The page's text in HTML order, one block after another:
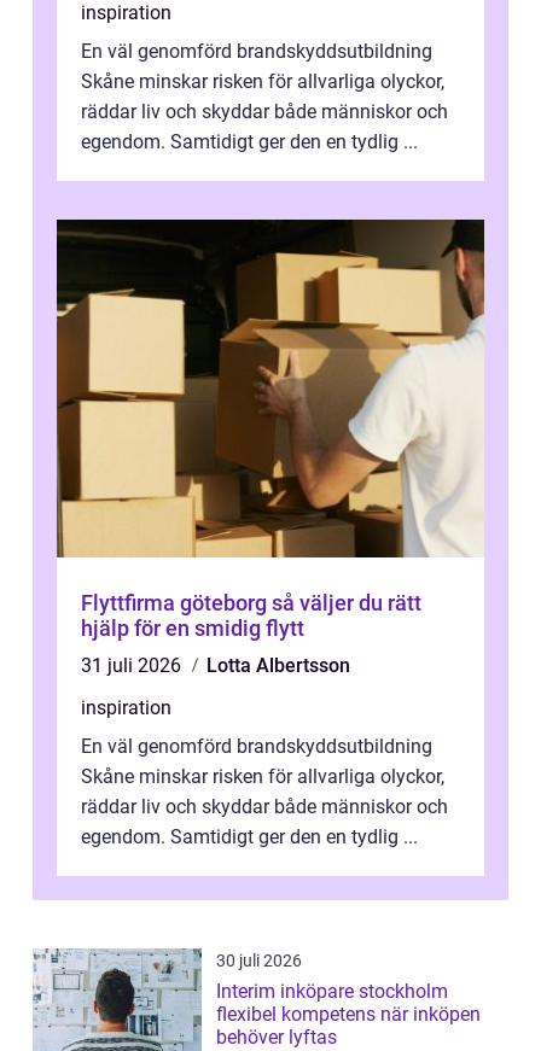
inspiration
En väl genomförd brandskyddsutbildning
Skåne minskar risken för allvarliga olyckor,
räddar liv och skyddar både människor och
egendom. Samtidigt ger den en tydlig ...
Flyttfirma göteborg så väljer du rätt
hjälp för en smidig flytt
31 juli 2026
Lotta Albertsson
inspiration
En väl genomförd brandskyddsutbildning
Skåne minskar risken för allvarliga olyckor,
räddar liv och skyddar både människor och
egendom. Samtidigt ger den en tydlig ...
30 juli 2026
Interim inköpare stockholm
flexibel kompetens när inköpen
behöver lyftas